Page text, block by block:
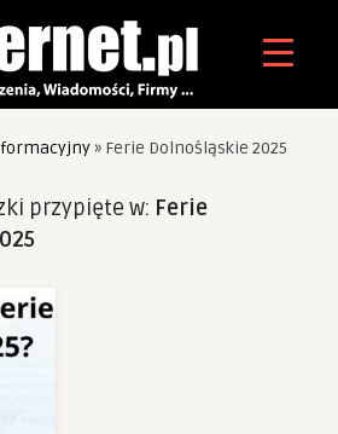
» Ferie Dolnośląskie 2025
przypięte w: Ferie